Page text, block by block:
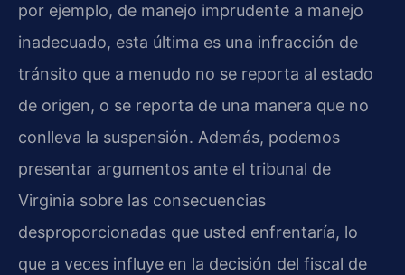
por ejemplo, de manejo imprudente a manejo
inadecuado, esta última es una infracción de
tránsito que a menudo no se reporta al estado
de origen, o se reporta de una manera que no
conlleva la suspensión. Además, podemos
presentar argumentos ante el tribunal de
Virginia sobre las consecuencias
desproporcionadas que usted enfrentaría, lo
que a veces influye en la decisión del fiscal de